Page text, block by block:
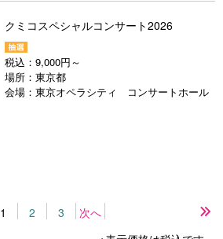
クミコスペシャルコンサート2026
税込： 9,000円～
場所： 東京都
会場： 東京オペラシティ コンサートホール
1 2 3 次へ